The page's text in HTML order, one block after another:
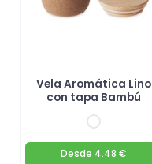
Vela Aromática Lino
con tapa Bambú
Desde 4.48 €